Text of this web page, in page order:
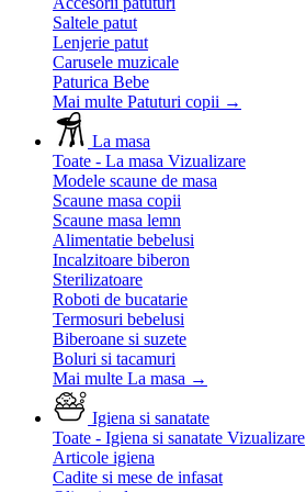
Saltele patut
Lenjerie patut
Carusele muzicale
Paturica Bebe
Mai multe Patuturi copii →
La masa
Toate - La masa Vizualizare
Modele scaune de masa
Scaune masa copii
Scaune masa lemn
Alimentatie bebelusi
Incalzitoare biberon
Sterilizatoare
Roboti de bucatarie
Termosuri bebelusi
Biberoane si suzete
Boluri si tacamuri
Mai multe La masa →
Igiena si sanatate
Toate - Igiena si sanatate Vizualizare
Articole igiena
Cadite si mese de infasat